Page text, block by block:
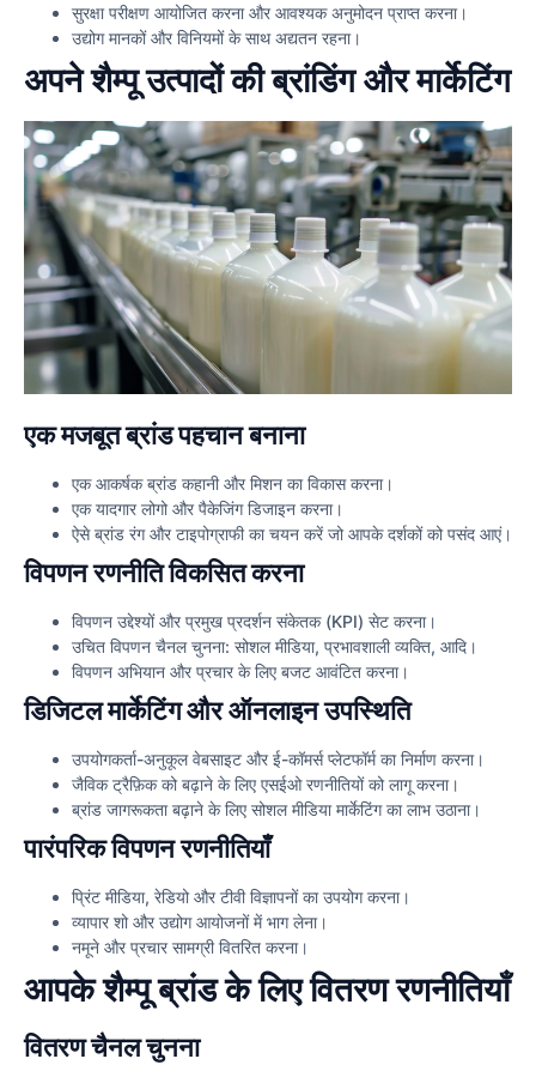
सुरक्षा परीक्षण आयोजित करना और आवश्यक अनुमोदन प्राप्त करना।
उद्योग मानकों और विनियमों के साथ अद्यतन रहना।
अपने शैम्पू उत्पादों की ब्रांडिंग और मार्केटिंग
एक मजबूत ब्रांड पहचान बनाना
एक आकर्षक ब्रांड कहानी और मिशन का विकास करना।
एक यादगार लोगो और पैकेजिंग डिजाइन करना।
ऐसे ब्रांड रंग और टाइपोग्राफी का चयन करें जो आपके दर्शकों को पसंद आएं।
विपणन रणनीति विकसित करना
विपणन उद्देश्यों और प्रमुख प्रदर्शन संकेतक (KPI) सेट करना।
उचित विपणन चैनल चुनना: सोशल मीडिया, प्रभावशाली व्यक्ति, आदि।
विपणन अभियान और प्रचार के लिए बजट आवंटित करना।
डिजिटल मार्केटिंग और ऑनलाइन उपस्थिति
उपयोगकर्ता-अनुकूल वेबसाइट और ई-कॉमर्स प्लेटफॉर्म का निर्माण करना।
जैविक ट्रैफ़िक को बढ़ाने के लिए एसईओ रणनीतियों को लागू करना।
ब्रांड जागरूकता बढ़ाने के लिए सोशल मीडिया मार्केटिंग का लाभ उठाना।
पारंपरिक विपणन रणनीतियाँ
प्रिंट मीडिया, रेडियो और टीवी विज्ञापनों का उपयोग करना।
व्यापार शो और उद्योग आयोजनों में भाग लेना।
नमूने और प्रचार सामग्री वितरित करना।
आपके शैम्पू ब्रांड के लिए वितरण रणनीतियाँ
वितरण चैनल चुनना